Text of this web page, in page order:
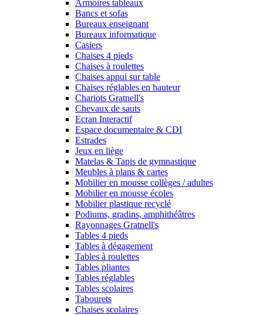
Armoires tableaux
Bancs et sofas
Bureaux enseignant
Bureaux informatique
Casiers
Chaises 4 pieds
Chaises à roulettes
Chaises appui sur table
Chaises réglables en hauteur
Chariots Gratnell's
Chevaux de sauts
Ecran Interactif
Espace documentaire & CDI
Estrades
Jeux en liège
Matelas & Tapis de gymnastique
Meubles à plans & cartes
Mobilier en mousse collèges / adultes
Mobilier en mousse écoles
Mobilier plastique recyclé
Podiums, gradins, amphithéâtres
Rayonnages Gratnell's
Tables 4 pieds
Tables à dégagement
Tables à roulettes
Tables pliantes
Tables réglables
Tables scolaires
Tabourets
Chaises scolaires